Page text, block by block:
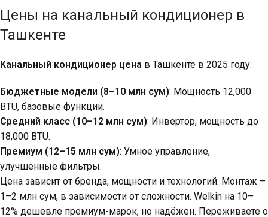
Цены на канальный кондиционер в
Ташкенте
Канальный кондиционер цена в Ташкенте в 2025 году:
Бюджетные модели (8–10 млн сум): Мощность 12,000
BTU, базовые функции.
Средний класс (10–12 млн сум): Инвертор, мощность до
18,000 BTU.
Премиум (12–15 млн сум): Умное управление,
улучшенные фильтры.
Цена зависит от бренда, мощности и технологий. Монтаж –
1–2 млн сум, в зависимости от сложности. Welkin на 10–
12% дешевле премиум-марок, но надёжен. Переживаете о